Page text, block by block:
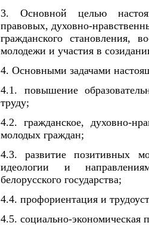
3. Основной целью
правовых, духовно-
гражданского становления,
молодежи и участия в
4. Основными задачами
4.1. повышение
труду;
4.2. гражданское, духовно-
молодых граждан;
4.3. развитие позитивных
идеологии и
белорусского государства;
4.4. профориентация и
4.5. социально-экономическая